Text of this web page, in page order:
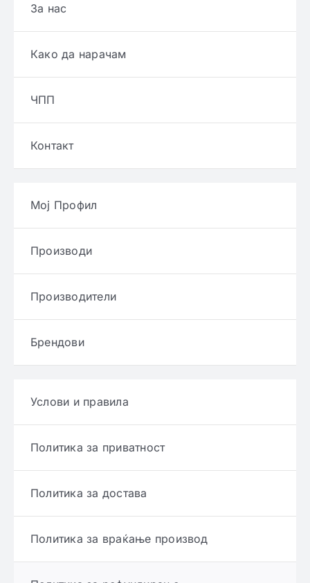
За нас
Како да нарачам
ЧПП
Контакт
Мој Профил
Производи
Производители
Брендови
Услови и правила
Политика за приватност
Политика за достава
Политика за враќање производ